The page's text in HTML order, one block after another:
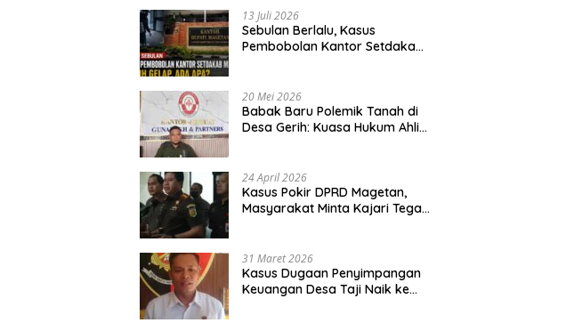
13 Juli 2026
Sebulan Berlalu, Kasus
Pembobolan Kantor Setdakab
20 Mei 2026
Babak Baru Polemik Tanah di
Desa Gerih: Kuasa Hukum Ahli
24 April 2026
Kasus Pokir DPRD Magetan,
Masyarakat Minta Kajari Tegak
31 Maret 2026
Kasus Dugaan Penyimpangan
Keuangan Desa Taji Naik ke